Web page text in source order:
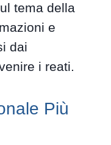
tema della
e
dai
i reati.
Più